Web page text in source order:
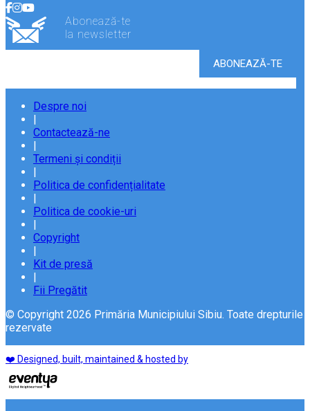
Abonează-te
la newsletter
Despre noi
Contactează-ne
Termeni și condiții
Politica de confidențialitate
Politica de cookie-uri
Copyright
Kit de presă
Fii Pregătit
© Copyright 2026 Primăria Municipiului Sibiu. Toate drepturile
rezervate
❤️ Designed, built, maintained & hosted by